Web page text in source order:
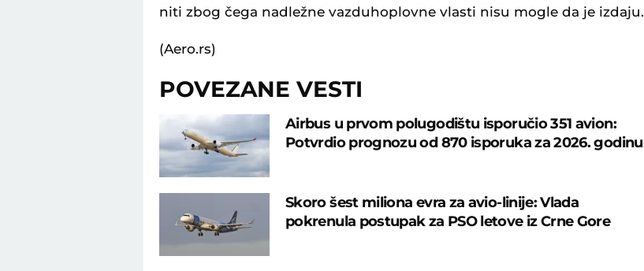
niti zbog čega nadležne vazduhoplovne vlasti nisu mogle da je izdaju.
(Aero.rs)
POVEZANE VESTI
Airbus u prvom polugodištu isporučio 351 avion:
Potvrdio prognozu od 870 isporuka za 2026. godinu
Skoro šest miliona evra za avio-linije: Vlada
pokrenula postupak za PSO letove iz Crne Gore